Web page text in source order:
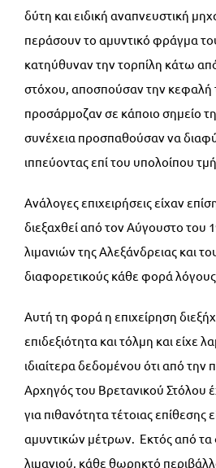
δύτη και ειδική αναπνευστική
περάσουν το αμυντικό φράγμα
κατηύθυναν την τορπίλη κάτω
στόχου, αποσπούσαν την κεφαλή
προσάρμοζαν σε κάποιο σημείο
συνέχεια προσπαθούσαν να
ιππεύοντας επί του υπολοίπου
Ανάλογες επιχειρήσεις είχαν
διεξαχθεί από τον Αύγουστο του
λιμανιών της Αλεξάνδρειας και
διαφορετικούς κάθε φορά
Αυτή τη φορά η επιχείρηση
επιδεξιότητα και τόλμη και είχε
ιδιαίτερα δεδομένου ότι από
Αρχηγός του Βρετανικού Στόλου
για πιθανότητα τέτοιας επίθεσης
αμυντικών μέτρων. Εκτός από
λιμανιού, κάθε θωρηκτό